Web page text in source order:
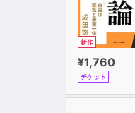
新作
¥1,760
チケット